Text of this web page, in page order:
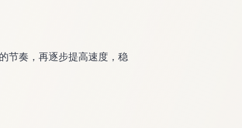
节奏，再逐步提高速度，稳